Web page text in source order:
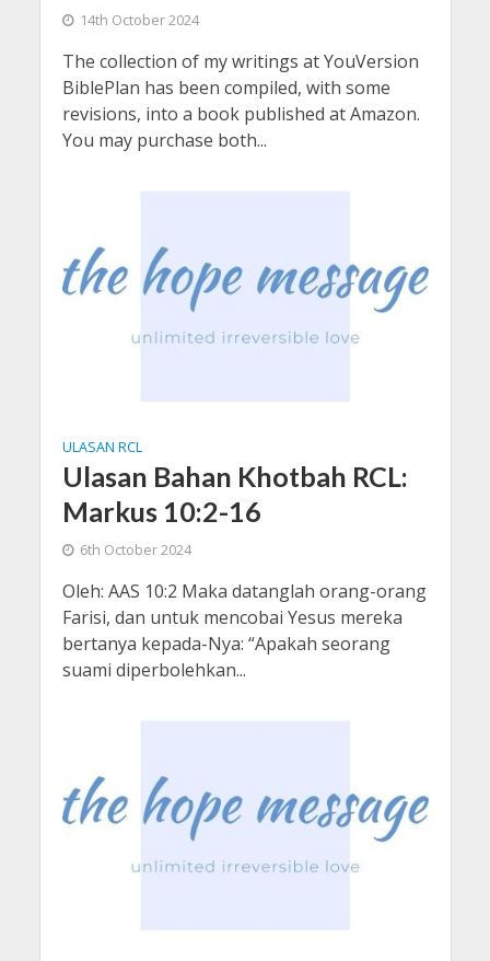
14th October 2024
The collection of my writings at YouVersion
BiblePlan has been compiled, with some
revisions, into a book published at Amazon.
You may purchase both...
ULASAN RCL
Ulasan Bahan Khotbah RCL:
Markus 10:2-16
6th October 2024
Oleh: AAS 10:2 Maka datanglah orang-orang
Farisi, dan untuk mencobai Yesus mereka
bertanya kepada-Nya: “Apakah seorang
suami diperbolehkan...